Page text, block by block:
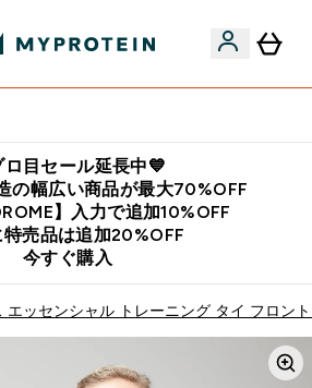
ロ目セール延長中💙
の幅広い商品が最大70%OFF
】入力で追加10%OFF
特売品は追加20%OFF
今すぐ購入
エッセンシャル トレーニング タイ フロン